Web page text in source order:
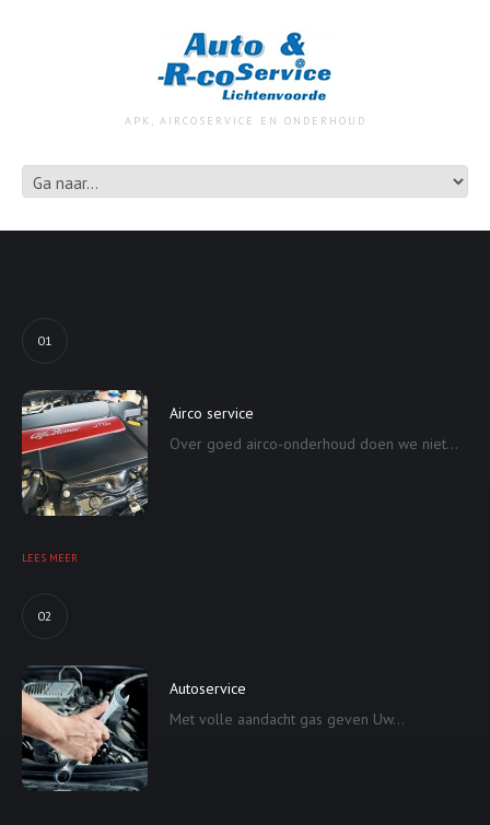
APK, AIRCOSERVICE EN ONDERHOUD
01
Airco service
Over goed airco-onderhoud doen we niet...
LEES MEER
02
Autoservice
Met volle aandacht gas geven Uw...